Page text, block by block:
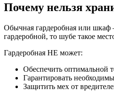
Почему нельзя
Обычная гардеробная или шкаф
гардеробной, то шубе такое
Гардеробная НЕ может:
Обеспечить оптимальной
Гарантировать
Защитить мех от